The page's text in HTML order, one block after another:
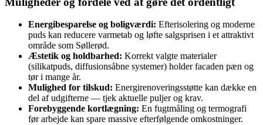
Energibesparelse og boligværdi: Efterisolering og moderne
puds kan reducere varmetab og løfte salgsprisen i et attraktivt
område som Søllerød.
Æstetik og holdbarhed: Korrekt valgte materialer
(silikatpuds, diffusionsåbne systemer) holder facaden pæn og
tør i mange år.
Mulighed for tilskud: Energirenoveringsstøtte kan dække en
del af udgifterne — tjek aktuelle puljer og krav.
Forebyggende kortlægning: En fugtmåling og termografi
før arbejde kan spare massive efterfølgende omkostninger.